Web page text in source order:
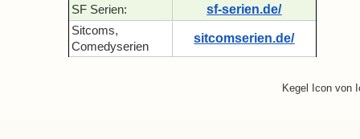
SF Serien: sf-serien.de/
Sitcoms,
Comedyserien
sitcomserien.de/
Kegel Icon von